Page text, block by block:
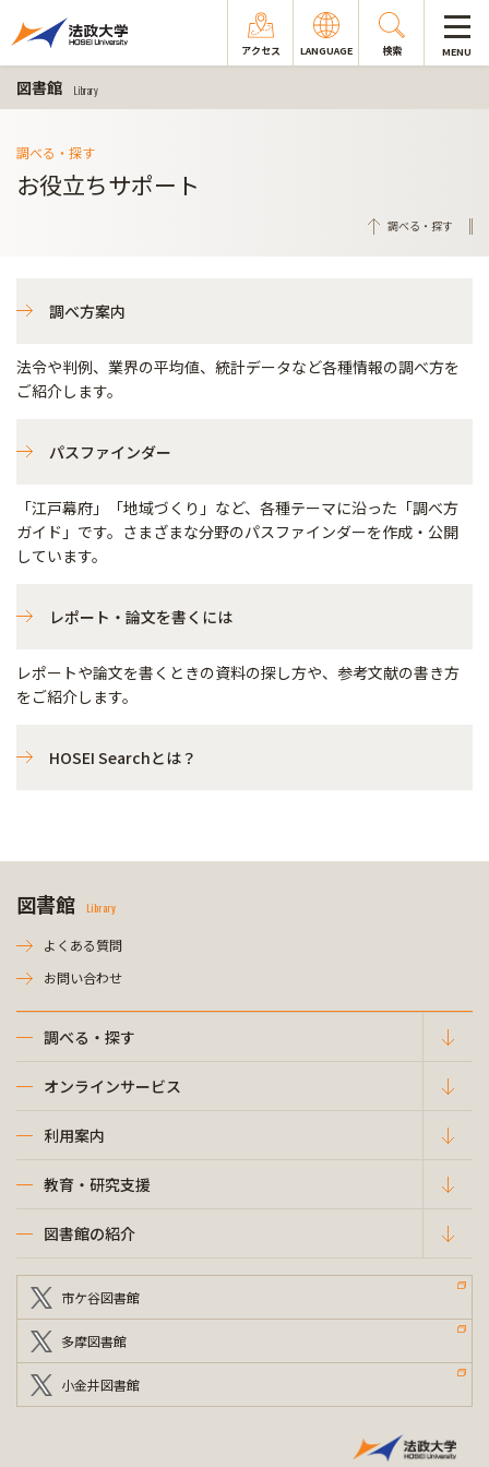
アクセス LANGUAGE 検索 MENU
図書館 Library
調べる・探す
お役立ちサポート
調べる・探す
調べ方案内
法令や判例、業界の平均値、統計データなど各種情報の調べ方を
ご紹介します。
パスファインダー
「江戸幕府」「地域づくり」など、各種テーマに沿った「調べ方
ガイド」です。さまざまな分野のパスファインダーを作成・公開
しています。
レポート・論文を書くには
レポートや論文を書くときの資料の探し方や、参考文献の書き方
をご紹介します。
HOSEI Searchとは？
図書館 Library
よくある質問
お問い合わせ
調べる・探す
オンラインサービス
利用案内
教育・研究支援
図書館の紹介
市ケ谷図書館
多摩図書館
小金井図書館